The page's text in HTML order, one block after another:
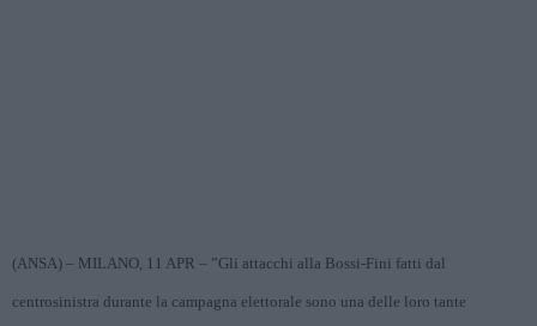
(ANSA) – MILANO, 11 APR – ”Gli attacchi alla Bossi-Fini fatti dal
centrosinistra durante la campagna elettorale sono una delle loro tante